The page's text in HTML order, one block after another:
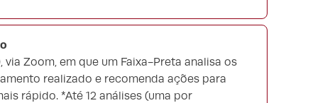
via Zoom, em que um Faixa-Preta analisa os
realizado e recomenda ações para
rápido. *Até 12 análises (uma por